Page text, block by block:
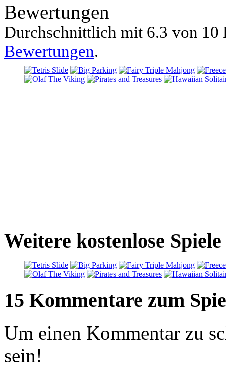
Bewertungen
Durchschnittlich mit 6.3 von 10
Bewertungen.
Weitere kostenlose
15 Kommentare zum
Um einen Kommentar zu
sein!